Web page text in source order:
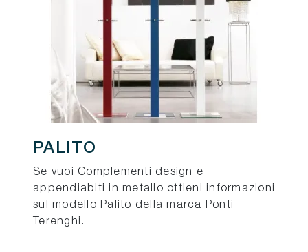
PALITO
Se vuoi Complementi design e
appendiabiti in metallo ottieni informazioni
sul modello Palito della marca Ponti
Terenghi.